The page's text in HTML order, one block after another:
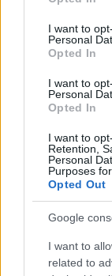
use your data
consent section.
I want to
Personal
Opted In
I want to
Personal
Opted In
I want to
Retention,
Personal
Purposes
Opted Out
Google
I want to
related to
Σεισμός
κτιρίων
Μελόνι και
κέντρα
Ευρώπης